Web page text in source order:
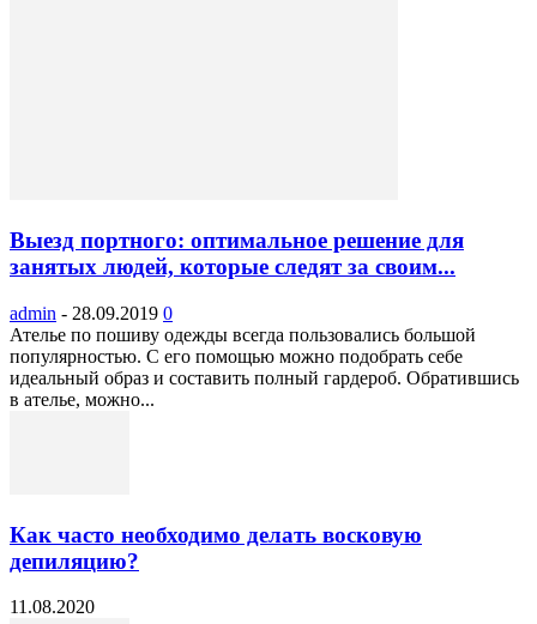
Выезд портного: оптимальное решение для
занятых людей, которые следят за своим...
admin - 28.09.2019 0
Ателье по пошиву одежды всегда пользовались большой
популярностью. С его помощью можно подобрать себе
идеальный образ и составить полный гардероб. Обратившись
в ателье, можно...
Как часто необходимо делать восковую
депиляцию?
11.08.2020